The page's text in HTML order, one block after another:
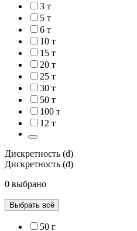
3 т
5 т
6 т
10 т
15 т
20 т
25 т
30 т
50 т
100 т
12 т
Дискретность (d)
Дискретность (d)
0 выбрано
Выбрать всё
50 г